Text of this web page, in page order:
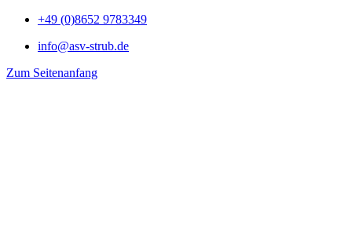
+49 (0)8652 9783349
info@asv-strub.de
Zum Seitenanfang